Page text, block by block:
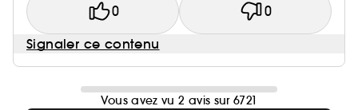
0 0
Signaler ce contenu
Vous avez vu 2 avis sur 6721